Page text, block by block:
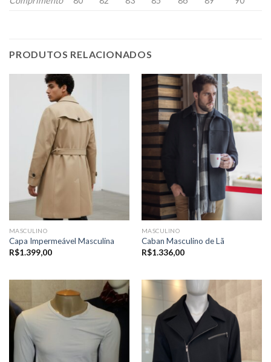
PRODUTOS RELACIONADOS
MASCULINO
Capa Impermeável Masculina
R$1.399,00
MASCULINO
Caban Masculino de Lã
R$1.336,00